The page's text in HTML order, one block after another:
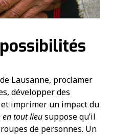
Lausanne, proclamer
développer des
et imprimer un impact du
en tout lieusuppose qu’il
de personnes. Un